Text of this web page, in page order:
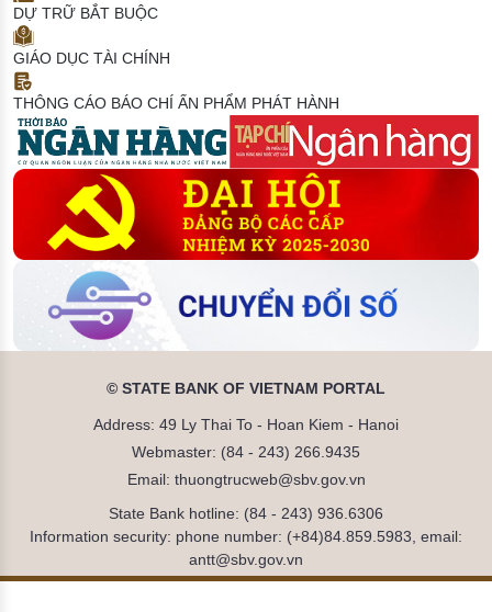
DỰ TRỮ BẮT BUỘC
GIÁO DỤC TÀI CHÍNH
THÔNG CÁO BÁO CHÍ ẤN PHẨM PHÁT HÀNH
© STATE BANK OF VIETNAM PORTAL
Address: 49 Ly Thai To - Hoan Kiem - Hanoi
Webmaster: (84 - 243) 266.9435
Email: thuongtrucweb@sbv.gov.vn
State Bank hotline: (84 - 243) 936.6306
Information security: phone number: (+84)84.859.5983, email:
antt@sbv.gov.vn